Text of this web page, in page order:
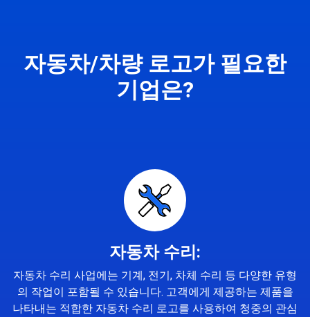
자동차/차량 로고가 필요한
기업은?
자동차 수리:
자동차 수리 사업에는 기계, 전기, 차체 수리 등 다양한 유형
의 작업이 포함될 수 있습니다. 고객에게 제공하는 제품을
나타내는 적합한 자동차 수리 로고를 사용하여 청중의 관심